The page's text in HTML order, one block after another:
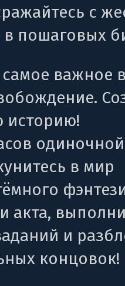
с
пошаговых
важное
историю!
одиночной
в мир
акта,
и
концовок!